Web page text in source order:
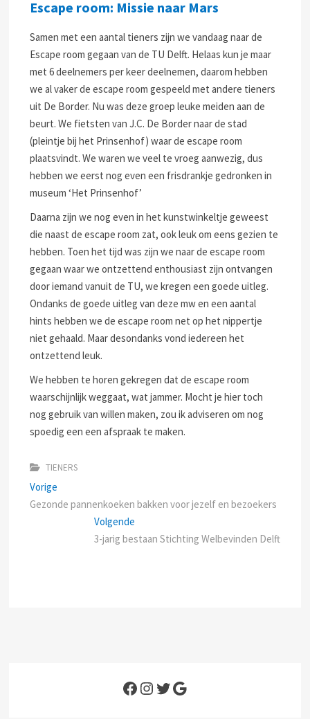
Escape room: Missie naar Mars
Samen met een aantal tieners zijn we vandaag naar de
Escape room gegaan van de TU Delft. Helaas kun je maar
met 6 deelnemers per keer deelnemen, daarom hebben
we al vaker de escape room gespeeld met andere tieners
uit De Border. Nu was deze groep leuke meiden aan de
beurt. We fietsten van J.C. De Border naar de stad
(pleintje bij het Prinsenhof) waar de escape room
plaatsvindt. We waren we veel te vroeg aanwezig, dus
hebben we eerst nog even een frisdrankje gedronken in
museum ‘Het Prinsenhof’
Daarna zijn we nog even in het kunstwinkeltje geweest
die naast de escape room zat, ook leuk om eens gezien te
hebben. Toen het tijd was zijn we naar de escape room
gegaan waar we ontzettend enthousiast zijn ontvangen
door iemand vanuit de TU, we kregen een goede uitleg.
Ondanks de goede uitleg van deze mw en een aantal
hints hebben we de escape room net op het nippertje
niet gehaald. Maar desondanks vond iedereen het
ontzettend leuk.
We hebben te horen gekregen dat de escape room
waarschijnlijk weggaat, wat jammer. Mocht je hier toch
nog gebruik van willen maken, zou ik adviseren om nog
spoedig een een afspraak te maken.
TIENERS
Bericht
navigatie
Vorige
post:
Gezonde pannenkoeken bakken voor jezelf en bezoekers
VolgendeNext
post:
3-jarig bestaan Stichting Welbevinden Delft
Facebook
Instagram
Twitter
Google